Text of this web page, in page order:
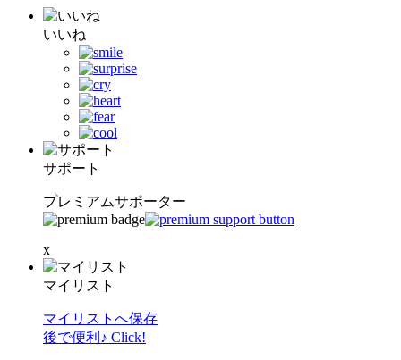
いいね
サポート
プレミアムサポーター
x
マイリスト
マイリストへ保存
後で便利♪ Click!